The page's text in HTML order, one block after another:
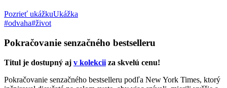
Pozrieť ukážkuUkážka
#odvaha#život
Pokračovanie senzačného bestselleru
Titul je dostupný aj v kolekcii za skvelú cenu!
Pokračovanie senzačného bestselleru podľa New York Times, ktorý